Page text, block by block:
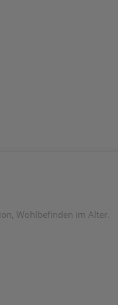
Wohlbefinden im Alter.